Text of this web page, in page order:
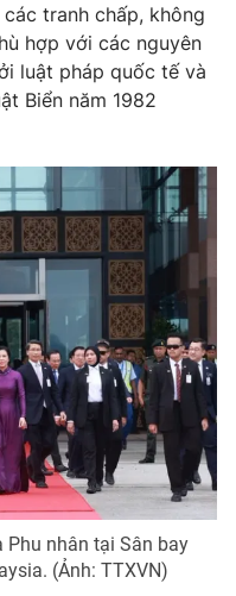
tranh chấp, không
hợp với các nguyên
luật pháp quốc tế và
Biển năm 1982
Phu nhân tại Sân bay
(Ảnh: TTXVN)